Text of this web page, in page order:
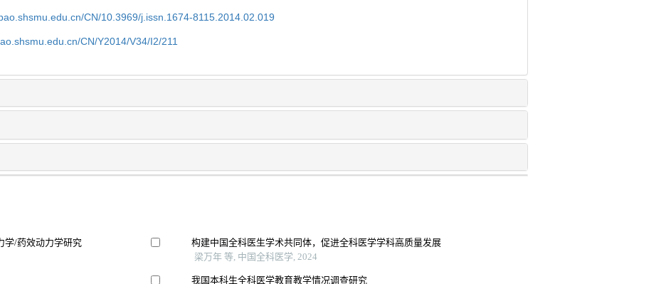
CN/10.3969/j.issn.1674-8115.2014.02.019
CN/Y2014/V34/I2/211
学/药效动力学研究
构建中国全科医生学术共同体，促进全科医学学科高质量发展
梁万年 等, 中国全科医学, 2024
我国本科生全科医学教育教学情况调查研究